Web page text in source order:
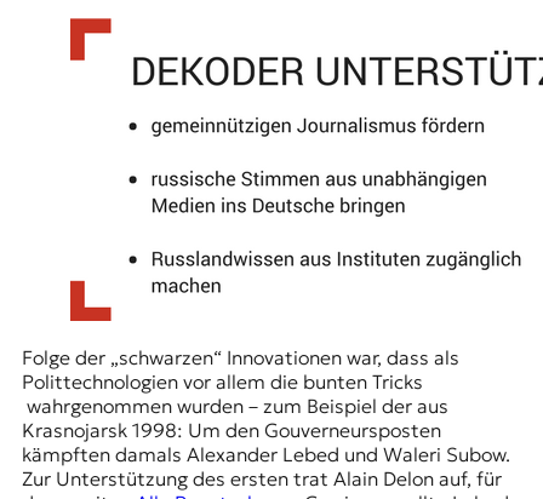
Folge der „schwarzen“ Innovationen war, dass als
Polittechnologien vor allem die bunten Tricks
wahrgenommen wurden – zum Beispiel der aus
Krasnojarsk1998: Um den Gouverneursposten
kämpften damals Alexander Lebed und Waleri Subow.
Zur Unterstützung des ersten trat Alain Delon auf, für